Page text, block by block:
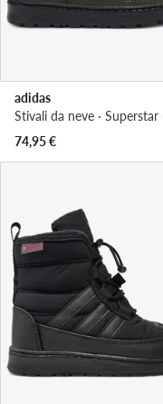
adidas
74,95€